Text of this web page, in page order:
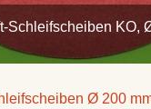
Schleifscheiben KO,
Ø 200